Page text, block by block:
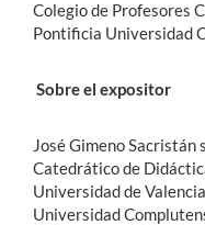
Colegio de Profesores
Pontificia Universidad
Sobre el expositor
José Gimeno Sacristán
Catedrático de
Universidad de
Universidad